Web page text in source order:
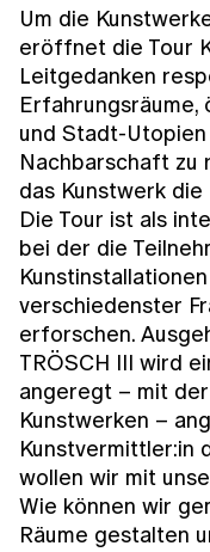
Um die
eröffnet die Tour
Leitgedanken
Erfahrungsräume,
und Stadt-
Nachbarschaft zu
das Kunstwerk
Die Tour ist als
bei der die
verschiedenster
erforschen.
TRÖSCH III wird
angeregt – mit
Kunstwerken –
Kunstvermittler:in
wollen wir mit
Wie können wir
Räume gestalten